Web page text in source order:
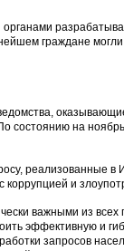
граждане могли
состоянию на
реализованные
и
важными из всех
эффективную и
запросов